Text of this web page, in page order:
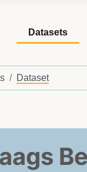
Datasets
Dataset